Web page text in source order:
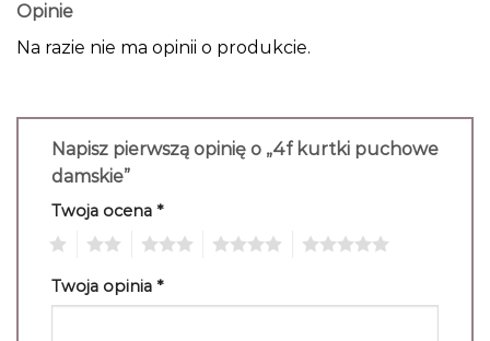
Opinie
Na razie nie ma opinii o produkcie.
Napisz pierwszą opinię o „4f kurtki puchowe
damskie”
Twoja ocena *
Twoja opinia *